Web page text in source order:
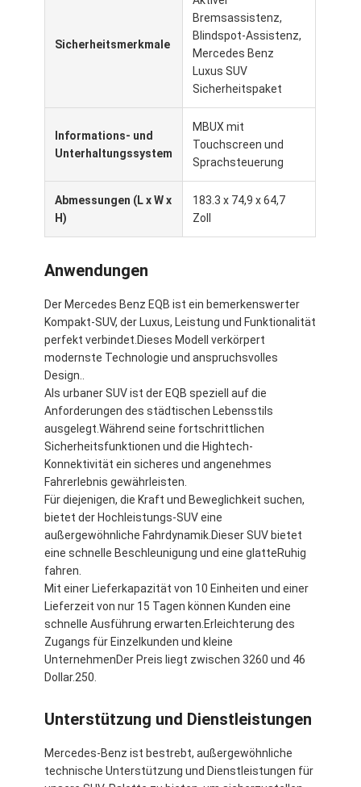
Sicherheitsmerkmale
Bremsassistenz,
Blindspot-Assistenz,
Mercedes Benz
Luxus SUV
Sicherheitspaket
Informations- und
Unterhaltungssystem
MBUX mit
Touchscreen und
Sprachsteuerung
Abmessungen (L x W x
H)
183.3 x 74,9 x 64,7
Zoll
Anwendungen
Der Mercedes Benz EQB ist ein bemerkenswerter
Kompakt-SUV, der Luxus, Leistung und Funktionalität
perfekt verbindet.Dieses Modell verkörpert
modernste Technologie und anspruchsvolles
Design..
Als urbaner SUV ist der EQB speziell auf die
Anforderungen des städtischen Lebensstils
ausgelegt.Während seine fortschrittlichen
Sicherheitsfunktionen und die Hightech-
Konnektivität ein sicheres und angenehmes
Fahrerlebnis gewährleisten.
Für diejenigen, die Kraft und Beweglichkeit suchen,
bietet der Hochleistungs-SUV eine
außergewöhnliche Fahrdynamik.Dieser SUV bietet
eine schnelle Beschleunigung und eine glatteRuhig
fahren.
Mit einer Lieferkapazität von 10 Einheiten und einer
Lieferzeit von nur 15 Tagen können Kunden eine
schnelle Ausführung erwarten.Erleichterung des
Zugangs für Einzelkunden und kleine
UnternehmenDer Preis liegt zwischen 3260 und 46
Dollar.250.
Unterstützung und Dienstleistungen
Mercedes-Benz ist bestrebt, außergewöhnliche
technische Unterstützung und Dienstleistungen für